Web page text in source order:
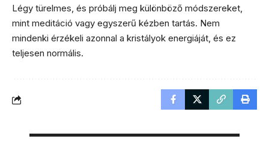
Légy türelmes, és próbálj meg különböző módszereket,
mint meditáció vagy egyszerű kézben tartás. Nem
mindenki érzékeli azonnal a kristályok energiáját, és ez
teljesen normális.